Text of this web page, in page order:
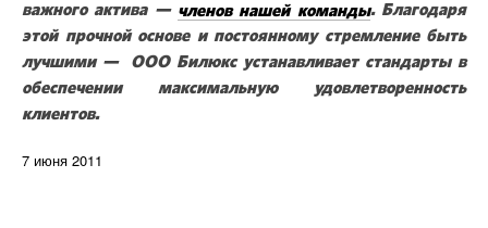
важного актива — членов нашей команды. Благодаря
этой прочной основе и постоянному стремление быть
лучшими — ООО Билюкс устанавливает стандарты в
обеспечении максимальную удовлетворенность
клиентов.
7 июня 2011